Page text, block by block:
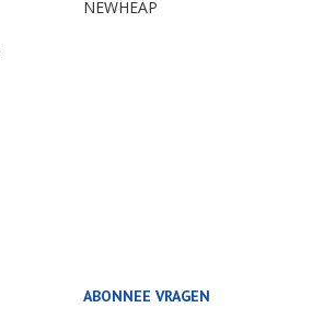
NEWHEAP
ABONNEE VRAGEN